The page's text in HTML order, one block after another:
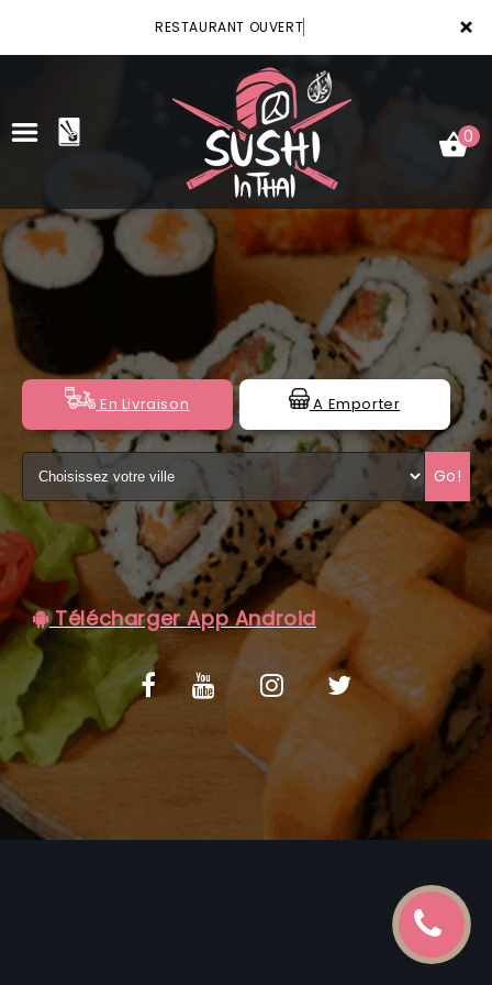
×
RESTAURANT OUVERT
ACCUEIL
VOTRE COMPTE
NOTRE RESTAURANT
VOS AVIS
MENTIONS LÉGALES
C.G.V
0
En Livraison A Emporter
Go!
Télécharger App Android